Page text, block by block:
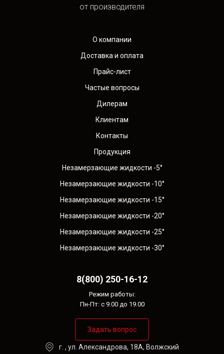
от производителя
О компании
Доставка и оплата
Прайс-лист
Частые вопросы
Дилерам
Клиентам
Контакты
Продукция
Незамерзающие жидкости -5°
Незамерзающие жидкости -10°
Незамерзающие жидкости -15°
Незамерзающие жидкости -20°
Незамерзающие жидкости -25°
Незамерзающие жидкости -30°
г. , ул. Александрова, 18А, Волжский
8(800) 250-16-12
Режим работы:
Пн-Пт: с 9.00 до 19.00
Задать вопрос